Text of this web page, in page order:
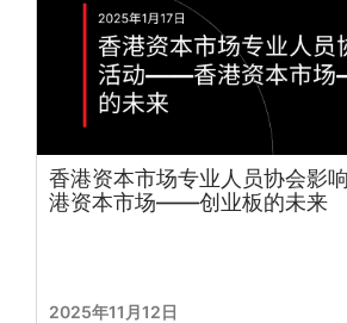
香港资本市场专业人员协会
港资本市场——创业板的未来
2025年11月12日